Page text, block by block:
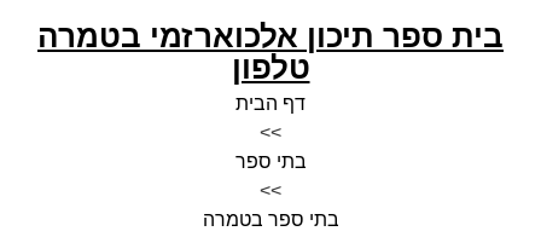
בית ספר תיכון אלכוארזמי בטמרה
טלפון
דף הבית
>>
בתי ספר
>>
בתי ספר בטמרה